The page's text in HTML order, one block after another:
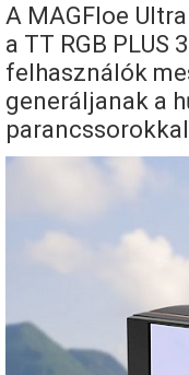
A MAGFloe
a TT RGB
felhasználók
generáljanak a